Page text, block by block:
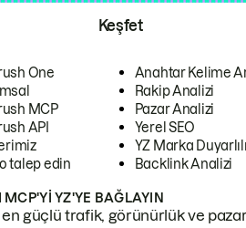
One
MCP
API
talep edin
Keşfet
Anahtar Kelime
Rakip Analizi
Pazar Analizi
Yerel SEO
YZ Marka
Backlink Analizi
YZ'YE BAĞLAYIN
en güçlü trafik, görünürlük ve